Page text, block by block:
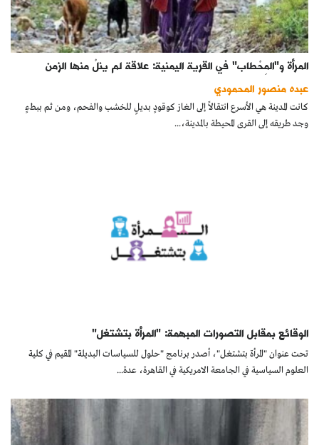
المرأة و"المِحْطاب" في القرية اليمنية: علاقة لم ينلْ منها الزمن
عبده منصور المحمودي
كانت المدينة هي الأسرع انتقالاً إلى الغاز كوقودٍ بديلٍ للخشب والفحم، ومن ثم ببطءٍ
وجد طريقه إلى القرى المحيطة بالمدينة،...
الوقائع بمقابل التصورات المبهمة: "المرأة بتشتغل"
تحت عنوان "المرأة بتشتغل"، أصدر برنامج "حلول للسياسات البديلة" المقيم في كلية
العلوم السياسية في الجامعة الامريكية في القاهرة، عدة...